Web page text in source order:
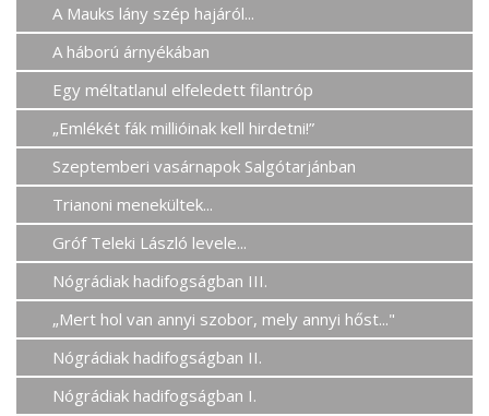
A Mauks lány szép hajáról...
A háború árnyékában
Egy méltatlanul elfeledett filantróp
„Emlékét fák millióinak kell hirdetni!”
Szeptemberi vasárnapok Salgótarjánban
Trianoni menekültek...
Gróf Teleki László levele...
Nógrádiak hadifogságban III.
„Mert hol van annyi szobor, mely annyi hőst..."
Nógrádiak hadifogságban II.
Nógrádiak hadifogságban I.